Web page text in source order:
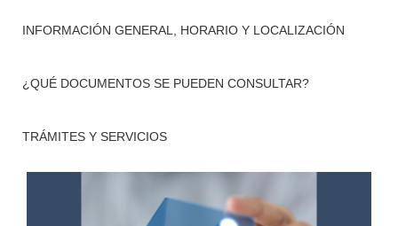
INFORMACIÓN GENERAL, HORARIO Y LOCALIZACIÓN
¿QUÉ DOCUMENTOS SE PUEDEN CONSULTAR?
TRÁMITES Y SERVICIOS